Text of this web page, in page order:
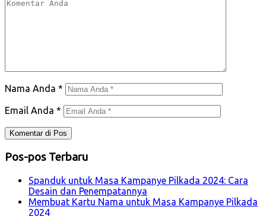
Nama Anda *
Email Anda *
Pos-pos Terbaru
Spanduk untuk Masa Kampanye Pilkada 2024: Cara
Desain dan Penempatannya
Membuat Kartu Nama untuk Masa Kampanye Pilkada
2024